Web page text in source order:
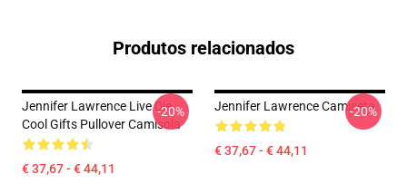
Produtos relacionados
Jennifer Lawrence Live Die
Cool Gifts Pullover Camisola
€ 37,67 - € 44,11
-20% Jennifer Lawrence Camiseta
€ 37,67 - € 44,11
-20%